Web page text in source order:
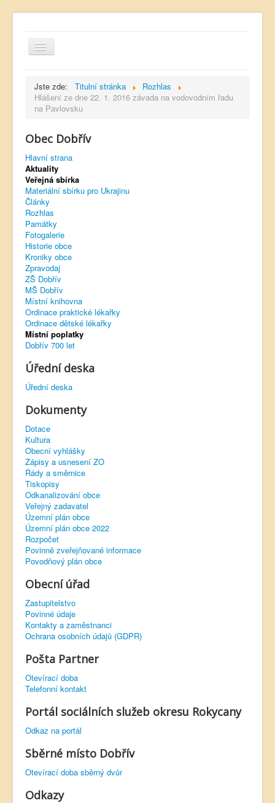
Kontakt
Úřední deska
Dobřívský zpravodaj
Rozhlas
Sokol Dobřív
Ubytování
Obec Pavlovsko
Virtuální prohlídka
Jste zde: Titulní stránka
Rozhlas
Hlášení ze dne 22. 1. 2016 závada na vodovodním řadu
na Pavlovsku
Obec Dobřív
Hlavní strana
Aktuality
Veřejná sbírka
Materiální sbírku pro Ukrajinu
Články
Rozhlas
Památky
Fotogalerie
Historie obce
Kroniky obce
Zpravodaj
ZŠ Dobřív
MŠ Dobřív
Místní knihovna
Ordinace praktické lékařky
Ordinace dětské lékařky
Místní poplatky
Dobřív 700 let
Úřední deska
Úřední deska
Dokumenty
Dotace
Kultura
Obecní vyhlášky
Zápisy a usnesení ZO
Řády a směrnice
Tiskopisy
Odkanalizování obce
Veřejný zadavatel
Územní plán obce
Územní plán obce 2022
Rozpočet
Povinně zveřejňované informace
Povodňový plán obce
Obecní úřad
Zastupitelstvo
Povinné údaje
Kontakty a zaměstnanci
Ochrana osobních údajů (GDPR)
Pošta Partner
Otevírací doba
Telefonní kontakt
Portál sociálních služeb okresu Rokycany
Odkaz na portál
Sběrné místo Dobřív
Otevírací doba sběrný dvůr
Odkazy